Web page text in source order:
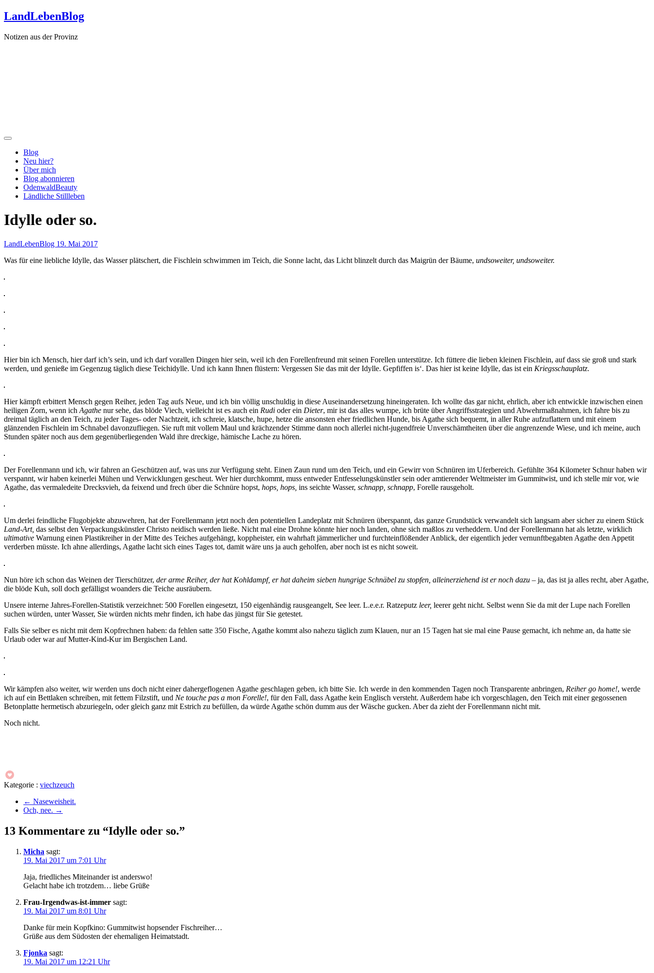
Zum
Inhalt
LandLebenBlog
Notizen aus der Provinz
Blog
Neu hier?
Über mich
Blog abonnieren
OdenwaldBeauty
Ländliche Stillleben
Idylle oder so.
LandLebenBlog 19. Mai 2017
Was für eine liebliche Idylle, das Wasser plätschert, die Fischlein schwimmen im Teich, die Sonne lacht, das Licht blinzelt durch das Maigrün der Bäume, undsoweiter, undsoweiter.
Hier bin ich Mensch, hier darf ich’s sein, und ich darf vorallen Dingen hier sein, weil ich den Forellenfreund mit seinen Forellen unterstütze. Ich füttere die lieben kleinen Fischlein, auf dass sie groß und stark
werden, und genieße im Gegenzug täglich diese Teichidylle. Und ich kann Ihnen flüstern: Vergessen Sie das mit der Idylle. Gepfiffen is‘. Das hier ist keine Idylle, das ist ein Kriegsschauplatz.
Hier kämpft erbittert Mensch gegen Reiher, jeden Tag aufs Neue, und ich bin völlig unschuldig in diese Auseinandersetzung hineingeraten. Ich wollte das gar nicht, ehrlich, aber ich entwickle inzwischen einen
heiligen Zorn, wenn ich Agathe nur sehe, das blöde Viech, vielleicht ist es auch ein Rudi oder ein Dieter, mir ist das alles wumpe, ich brüte über Angriffsstrategien und Abwehrmaßnahmen, ich fahre bis zu
dreimal täglich an den Teich, zu jeder Tages- oder Nachtzeit, ich schreie, klatsche, hupe, hetze die ansonsten eher friedlichen Hunde, bis Agathe sich bequemt, in aller Ruhe aufzuflattern und mit einem
glänzenden Fischlein im Schnabel davonzufliegen. Sie ruft mit vollem Maul und krächzender Stimme dann noch allerlei nicht-jugendfreie Unverschämtheiten über die angrenzende Wiese, und ich meine, auch
Stunden später noch aus dem gegenüberliegenden Wald ihre dreckige, hämische Lache zu hören.
Der Forellenmann und ich, wir fahren an Geschützen auf, was uns zur Verfügung steht. Einen Zaun rund um den Teich, und ein Gewirr von Schnüren im Uferbereich. Gefühlte 364 Kilometer Schnur haben wir
verspannt, wir haben keinerlei Mühen und Verwicklungen gescheut. Wer hier durchkommt, muss entweder Entfesselungskünstler sein oder amtierender Weltmeister im Gummitwist, und ich stelle mir vor, wie
Agathe, das vermaledeite Drecksvieh, da feixend und frech über die Schnüre hopst, hops, hops, ins seichte Wasser, schnapp, schnapp, Forelle rausgeholt.
Um derlei feindliche Flugobjekte abzuwehren, hat der Forellenmann jetzt noch den potentiellen Landeplatz mit Schnüren überspannt, das ganze Grundstück verwandelt sich langsam aber sicher zu einem Stück
Land-Art, das selbst den Verpackungskünstler Christo neidisch werden ließe. Nicht mal eine Drohne könnte hier noch landen, ohne sich maßlos zu verheddern. Und der Forellenmann hat als letzte, wirklich
ultimative Warnung einen Plastikreiher in der Mitte des Teiches aufgehängt, koppheister, ein wahrhaft jämmerlicher und furchteinflößender Anblick, der eigentlich jeder vernunftbegabten Agathe den Appetit
verderben müsste. Ich ahne allerdings, Agathe lacht sich eines Tages tot, damit wäre uns ja auch geholfen, aber noch ist es nicht soweit.
Nun höre ich schon das Weinen der Tierschützer, der arme Reiher, der hat Kohldampf, er hat daheim sieben hungrige Schnäbel zu stopfen, alleinerziehend ist er noch dazu – ja, das ist ja alles recht, aber Agathe,
die blöde Kuh, soll doch gefälligst woanders die Teiche ausräubern.
Unsere interne Jahres-Forellen-Statistik verzeichnet: 500 Forellen eingesetzt, 150 eigenhändig rausgeangelt, See leer. L.e.e.r. Ratzeputz leer, leerer geht nicht. Selbst wenn Sie da mit der Lupe nach Forellen
suchen würden, unter Wasser, Sie würden nichts mehr finden, ich habe das jüngst für Sie getestet.
Falls Sie selber es nicht mit dem Kopfrechnen haben: da fehlen satte 350 Fische, Agathe kommt also nahezu täglich zum Klauen, nur an 15 Tagen hat sie mal eine Pause gemacht, ich nehme an, da hatte sie
Urlaub oder war auf Mutter-Kind-Kur im Bergischen Land.
Wir kämpfen also weiter, wir werden uns doch nicht einer dahergeflogenen Agathe geschlagen geben, ich bitte Sie. Ich werde in den kommenden Tagen noch Transparente anbringen, Reiher go home!, werde
ich auf ein Bettlaken schreiben, mit fettem Filzstift, und Ne touche pas a mon Forelle!, für den Fall, dass Agathe kein Englisch versteht. Außerdem habe ich vorgeschlagen, den Teich mit einer gegossenen
Betonplatte hermetisch abzuriegeln, oder gleich ganz mit Estrich zu befüllen, da würde Agathe schön dumm aus der Wäsche gucken. Aber da zieht der Forellenmann nicht mit.
Noch nicht.
Kategorie : viechzeuch
← Naseweisheit.
Och, nee. →
13 Kommentare zu “Idylle oder so.”
Micha sagt:
19. Mai 2017 um 7:01 Uhr
Jaja, friedliches Miteinander ist anderswo!
Gelacht habe ich trotzdem… liebe Grüße
Frau-Irgendwas-ist-immer sagt:
19. Mai 2017 um 8:01 Uhr
Danke für mein Kopfkino: Gummitwist hopsender Fischreiher…
Grüße aus dem Südosten der ehemaligen Heimatstadt.
Fjonka sagt:
19. Mai 2017 um 12:21 Uhr